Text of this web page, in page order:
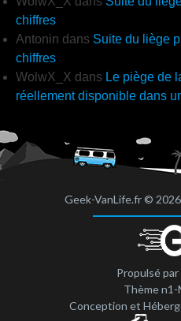
chiffres
Antonin dans Suite du liège
chiffres
WolwX_X dans Le piège de
réellement disponible dans
Geek-VanLife.fr ©
Propulsé par
Thème n1-
Conception et